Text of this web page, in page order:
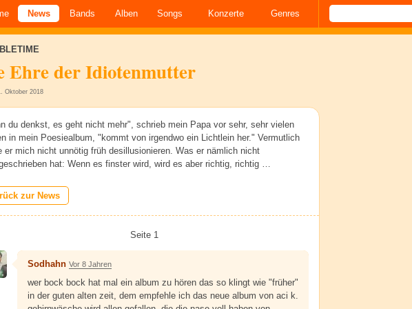
News Bands Alben Songs Konzerte Genres
Ehre der Idiotenmutter
Oktober 2018
du denkst, es geht nicht mehr", schrieb mein Papa vor sehr, sehr vielen
in mein Poesiealbum, "kommt von irgendwo ein Lichtlein her." Vermutlich
er mich nicht unnötig früh desillusionieren. Was er nämlich nicht
hat: Wenn es finster wird, wird es aber richtig, richtig …
zur News
Seite 1
Sodhahn Vor 8 Jahren
wer bock bock hat mal ein album zu hören das so klingt wie "früher"
in der guten alten zeit, dem empfehle ich das neue album von aci k.